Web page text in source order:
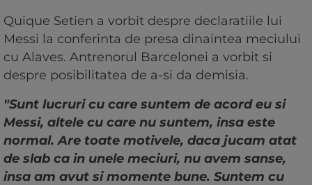
Quique Setien a vorbit despre declaratiile lui
Messi la conferinta de presa dinaintea meciului
cu Alaves. Antrenorul Barcelonei a vorbit si
despre posibilitatea de a-si da demisia.
"Sunt lucruri cu care suntem de acord eu si
Messi, altele cu care nu suntem, insa este
normal. Are toate motivele, daca jucam atat
de slab ca in unele meciuri, nu avem sanse,
insa am avut si momente bune. Suntem cu